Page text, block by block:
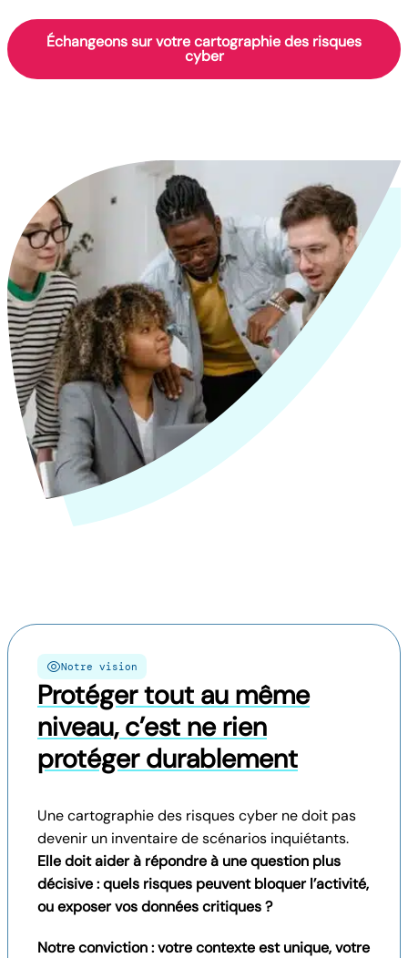
Échangeons sur votre cartographie des risques
cyber
Notre vision
Protéger tout au même
niveau, c’est ne rien
protéger durablement
Une cartographie des risques cyber ne doit pas
devenir un inventaire de scénarios inquiétants.
Elle doit aider à répondre à une question plus
décisive : quels risques peuvent bloquer l’activité,
ou exposer vos données critiques ?
Notre conviction : votre contexte est unique, votre